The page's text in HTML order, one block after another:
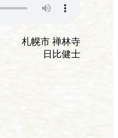
札幌市 禅林寺
日比健士